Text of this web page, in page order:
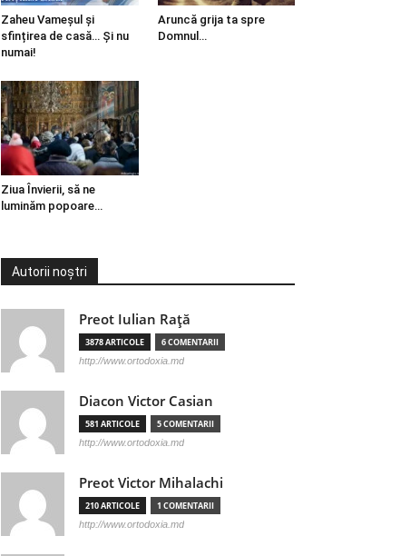
Zaheu Vameșul și
sfințirea de casă… Și nu
numai!
Aruncă grija ta spre
Domnul…
Ziua Învierii, să ne
luminăm popoare…
Autorii noștri
Preot Iulian Raţă
3878 ARTICOLE 6 COMENTARII
http://www.ortodoxia.md
Diacon Victor Casian
581 ARTICOLE 5 COMENTARII
http://www.ortodoxia.md
Preot Victor Mihalachi
210 ARTICOLE 1 COMENTARII
http://www.ortodoxia.md